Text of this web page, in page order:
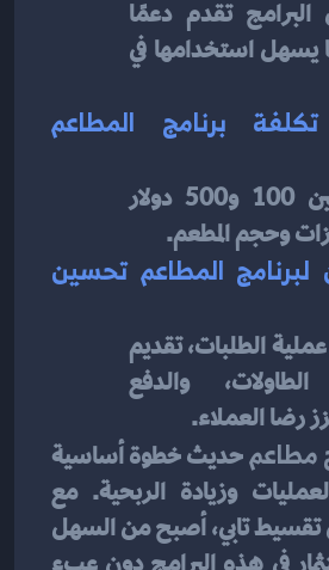
تتراوح التكلفة بين 100 و500 دولار
وحجم المطعم.
خيارات حجز الطاولات، والدفع
رضا العملاء.
مطاعم